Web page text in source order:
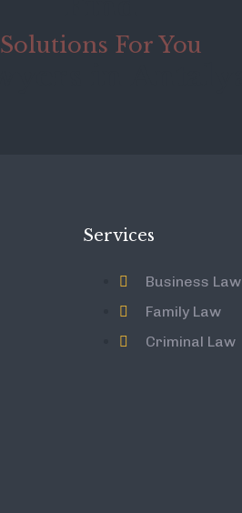
Solutions For You
Services
Business Law
Family Law
Criminal Law